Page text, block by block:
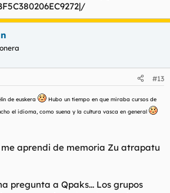
#13
de euskera
Hubo un tiempo en que miraba cursos de
el idioma, como suena y la cultura vasca en general
me aprendi de memoria Zu atrapatu
pregunta a Qpaks... Los grupos